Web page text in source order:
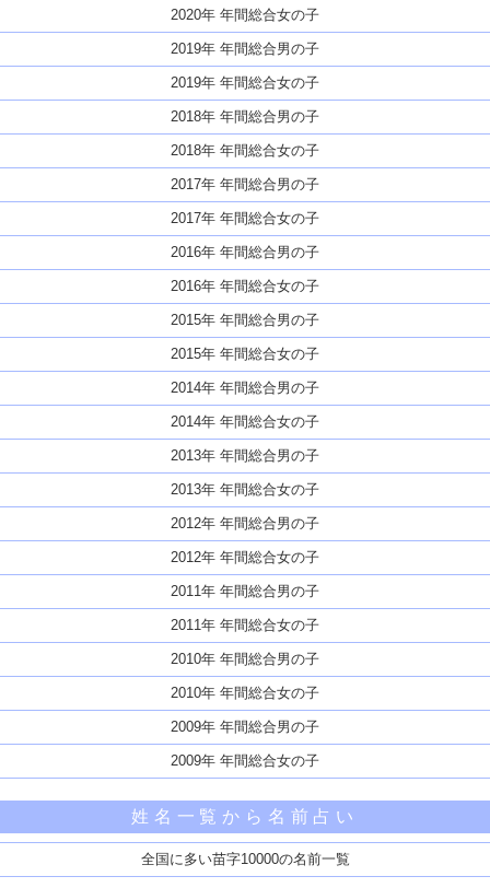
2020年 年間総合女の子
2019年 年間総合男の子
2019年 年間総合女の子
2018年 年間総合男の子
2018年 年間総合女の子
2017年 年間総合男の子
2017年 年間総合女の子
2016年 年間総合男の子
2016年 年間総合女の子
2015年 年間総合男の子
2015年 年間総合女の子
2014年 年間総合男の子
2014年 年間総合女の子
2013年 年間総合男の子
2013年 年間総合女の子
2012年 年間総合男の子
2012年 年間総合女の子
2011年 年間総合男の子
2011年 年間総合女の子
2010年 年間総合男の子
2010年 年間総合女の子
2009年 年間総合男の子
2009年 年間総合女の子
姓名一覧から名前占い
全国に多い苗字10000の名前一覧